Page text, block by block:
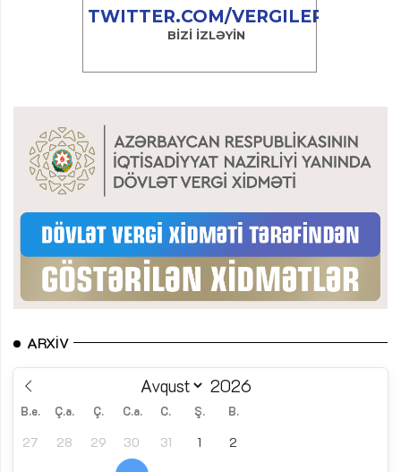
ARXIV
B.e. Ç.a. Ç. C.a. C. Ş. B.
27 28 29 30 31 1 2